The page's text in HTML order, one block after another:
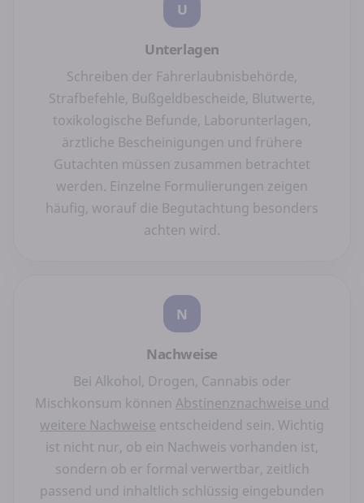
U
Unterlagen
Schreiben der Fahrerlaubnisbehörde,
Strafbefehle, Bußgeldbescheide, Blutwerte,
toxikologische Befunde, Laborunterlagen,
ärztliche Bescheinigungen und frühere
Gutachten müssen zusammen betrachtet
werden. Einzelne Formulierungen zeigen
häufig, worauf die Begutachtung besonders
achten wird.
N
Nachweise
Bei Alkohol, Drogen, Cannabis oder
Mischkonsum können Abstinenznachweise und
weitere Nachweise entscheidend sein. Wichtig
ist nicht nur, ob ein Nachweis vorhanden ist,
sondern ob er formal verwertbar, zeitlich
passend und inhaltlich schlüssig eingebunden